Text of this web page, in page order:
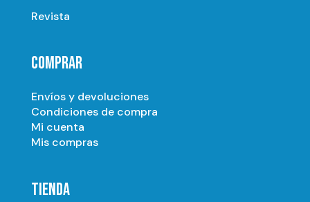
Revista
COMPRAR
Envíos y devoluciones
Condiciones de compra
Mi cuenta
Mis compras
TIENDA